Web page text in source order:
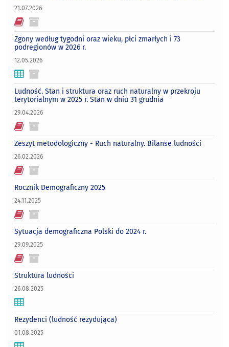
21.07.2026
Zgony według tygodni oraz wieku, płci zmarłych i 73
podregionów w 2026 r.
12.05.2026
Ludność. Stan i struktura oraz ruch naturalny w przekroju
terytorialnym w 2025 r. Stan w dniu 31 grudnia
29.04.2026
Zeszyt metodologiczny - Ruch naturalny. Bilanse ludności
26.02.2026
Rocznik Demograficzny 2025
24.11.2025
Sytuacja demograficzna Polski do 2024 r.
29.09.2025
Struktura ludności
26.08.2025
Rezydenci (ludność rezydująca)
01.08.2025